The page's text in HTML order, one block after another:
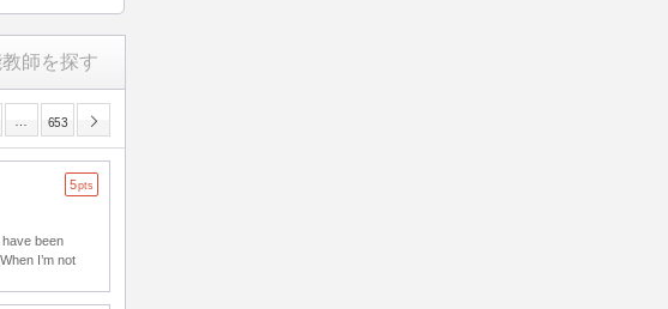
師を探す
653
5pts
have been
I’m not